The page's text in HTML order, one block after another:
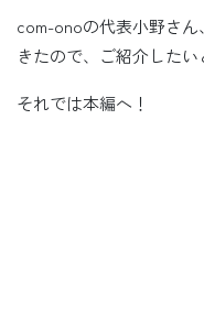
com-onoの代表小野さ
きたので、ご紹介したい
それでは本編へ！